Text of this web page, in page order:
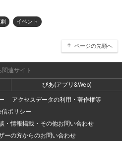
イベント
ページの先頭へ
関連サイト
ぴあ(アプリ&Web)
アクセスデータの利用・著作権等
ポリシー
・情報掲載・その他お問い合わせ
ーの方からのお問い合わせ